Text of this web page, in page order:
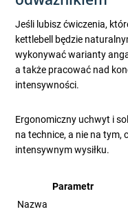
Jeśli lubisz ćwiczenia,
kettlebell będzie
wykonywać warianty
a także pracować nad
intensywności.
Ergonomiczny uchwyt i
na technice, a nie na tym,
intensywnym wysiłku.
Parametr
Nazwa